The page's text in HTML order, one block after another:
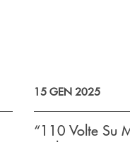
15 GEN 2025
“110 Volte Su